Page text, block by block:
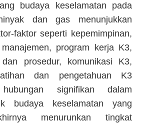
budaya keselamatan pada
dan gas menunjukkan
faktor seperti kepemimpinan,
program kerja K3,
dan prosedur, komunikasi K3,
dan pengetahuan K3
signifikan dalam
budaya keselamatan yang
menurunkan tingkat